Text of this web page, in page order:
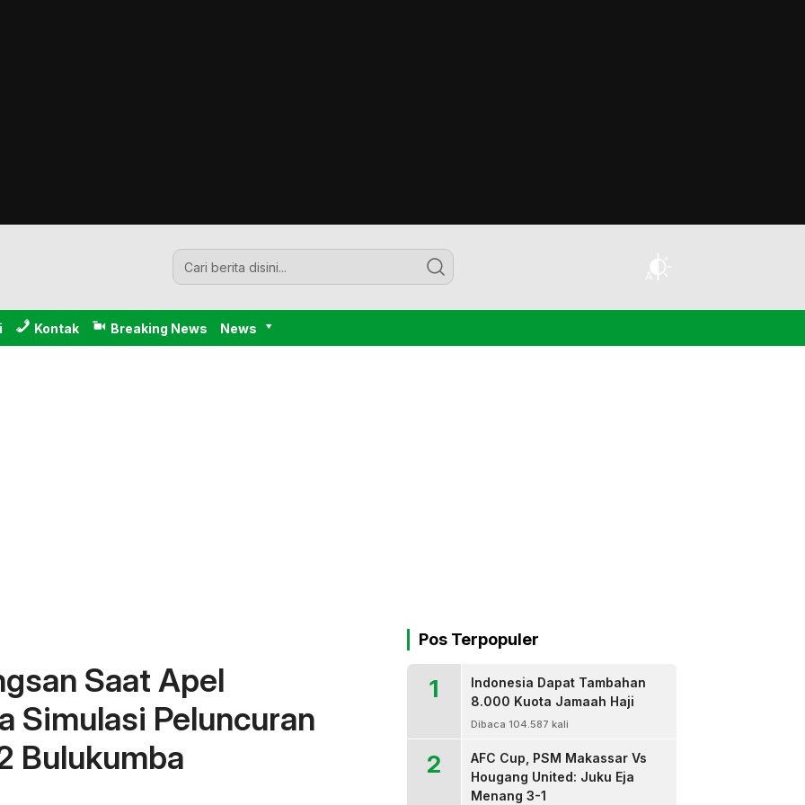
Kontak Breaking News News
Saat Apel
Simulasi Peluncuran
Bulukumba
Pos Terpopuler
1
Indonesia Dapat Tambahan
8.000 Kuota Jamaah Haji
Dibaca 104.587 kali
2
AFC Cup, PSM Makassar Vs
Hougang United: Juku Eja
Menang 3-1